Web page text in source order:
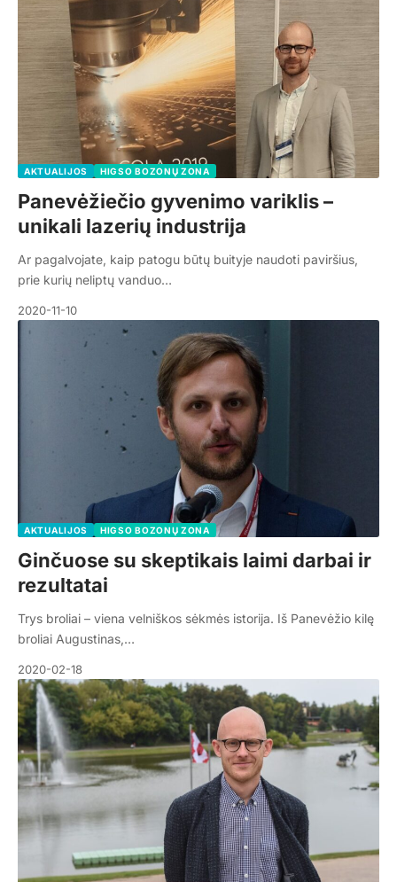
AKTUALIJOS HIGSO BOZONŲ ZONA
Panevėžiečio gyvenimo variklis –
unikali lazerių industrija
Ar pagalvojate, kaip patogu būtų buityje naudoti paviršius,
prie kurių neliptų vanduo…
2020-11-10
AKTUALIJOS HIGSO BOZONŲ ZONA
Ginčuose su skeptikais laimi darbai ir
rezultatai
Trys broliai – viena velniškos sėkmės istorija. Iš Panevėžio kilę
broliai Augustinas,…
2020-02-18